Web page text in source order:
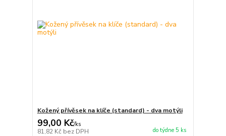
Kožený přívěsek na klíče (standard) - dva motýli
99,00 Kč/ks
81,82 Kč bez DPH do týdne 5 ks